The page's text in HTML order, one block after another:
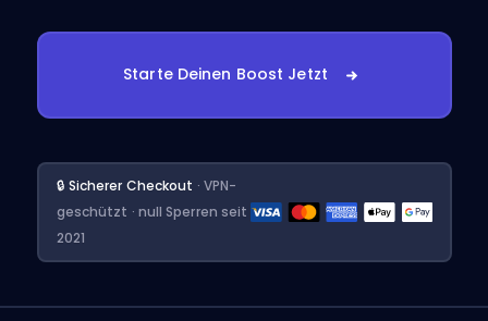
Starte Deinen Boost Jetzt
🔒 Sicherer Checkout · VPN-
geschützt · null Sperren seit
2021